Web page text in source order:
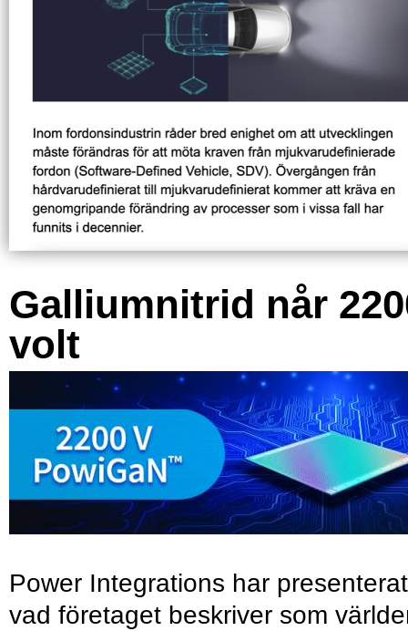
Galliumnitrid når
volt
Power Integrations har presenterat
vad företaget beskriver som